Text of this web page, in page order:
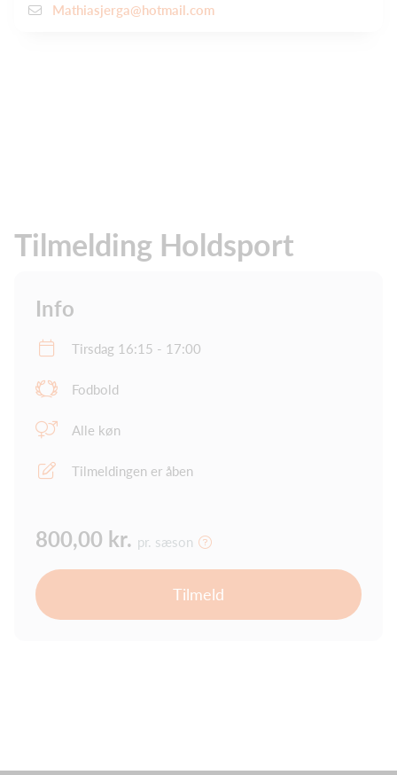
Mathiasjerga@hotmail.com
Tilmelding Holdsport
Info
Tirsdag 16:15 - 17:00
Fodbold
Alle køn
Tilmeldingen er åben
800,00 kr. pr. sæson
Tilmeld